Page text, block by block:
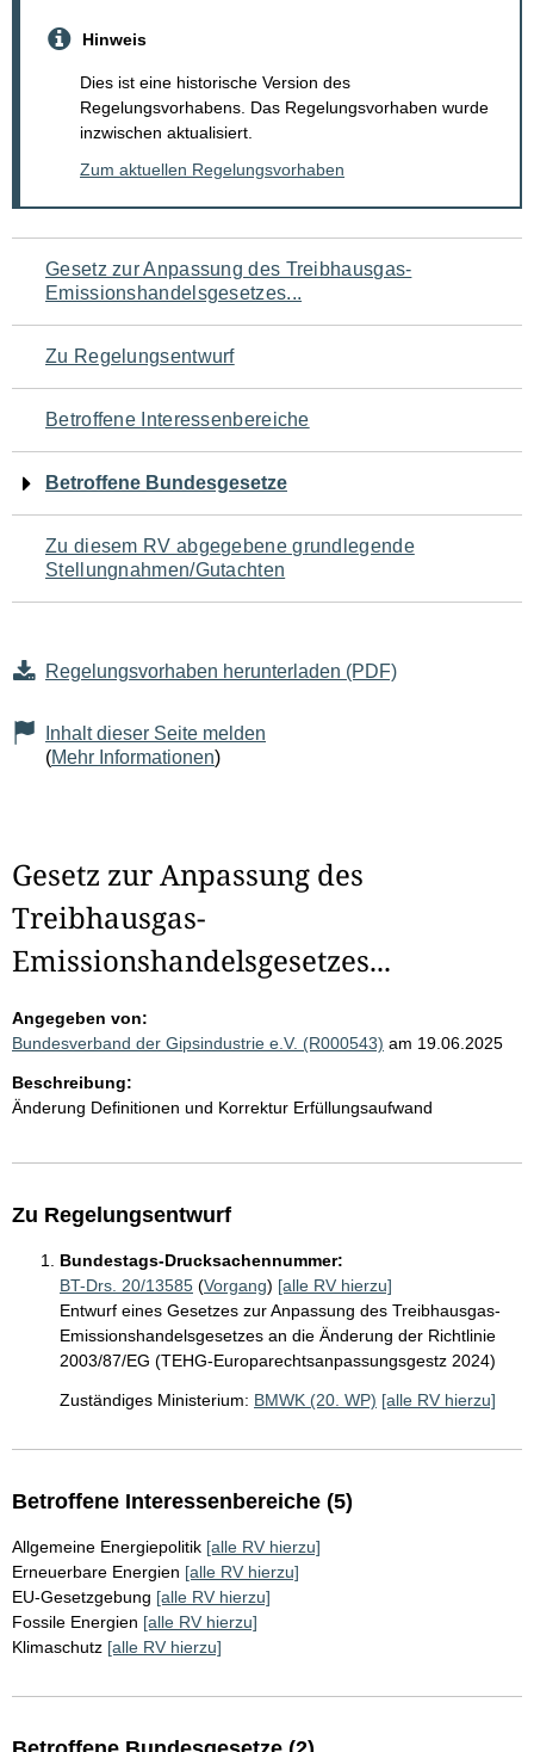
Hinweis
Dies ist eine historische Version des
Regelungsvorhabens. Das Regelungsvorhaben wurde
inzwischen aktualisiert.
Zum aktuellen Regelungsvorhaben
Navigation
für
den
Seiteninhalt
Gesetz zur Anpassung des Treibhausgas-
Emissionshandelsgesetzes...
Zu Regelungsentwurf
Betroffene Interessenbereiche
Betroffene Bundesgesetze
Zu diesem RV abgegebene grundlegende
Stellungnahmen/Gutachten
Regelungsvorhaben herunterladen (PDF)
Inhalt dieser Seite melden
(Mehr Informationen)
Gesetz zur Anpassung des
Treibhausgas-
Emissionshandelsgesetzes...
Angegeben von:
Bundesverband der Gipsindustrie e.V. (R000543) am 19.06.2025
Beschreibung:
Änderung Definitionen und Korrektur Erfüllungsaufwand
Zu Regelungsentwurf
Bundestags-Drucksachennummer:
BT-Drs. 20/13585 (Vorgang) [alle RV hierzu]
Entwurf eines Gesetzes zur Anpassung des Treibhausgas-
Emissionshandelsgesetzes an die Änderung der Richtlinie
2003/87/EG (TEHG-Europarechtsanpassungsgestz 2024)
Zuständiges Ministerium: BMWK (20. WP) [alle RV hierzu]
Betroffene Interessenbereiche (5)
Allgemeine Energiepolitik [alle RV hierzu]
Erneuerbare Energien [alle RV hierzu]
EU-Gesetzgebung [alle RV hierzu]
Fossile Energien [alle RV hierzu]
Klimaschutz [alle RV hierzu]